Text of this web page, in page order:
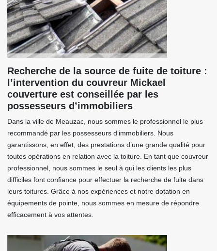
Recherche de la source de fuite de toiture :
l’intervention du couvreur Mickael
couverture est conseillée par les
possesseurs d’immobiliers
Dans la ville de Meauzac, nous sommes le professionnel le plus
recommandé par les possesseurs d’immobiliers. Nous
garantissons, en effet, des prestations d’une grande qualité pour
toutes opérations en relation avec la toiture. En tant que couvreur
professionnel, nous sommes le seul à qui les clients les plus
difficiles font confiance pour effectuer la recherche de fuite dans
leurs toitures. Grâce à nos expériences et notre dotation en
équipements de pointe, nous sommes en mesure de répondre
efficacement à vos attentes.